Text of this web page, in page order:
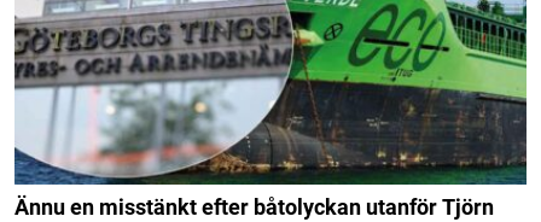
Ännu en misstänkt efter båtolyckan utanför Tjörn